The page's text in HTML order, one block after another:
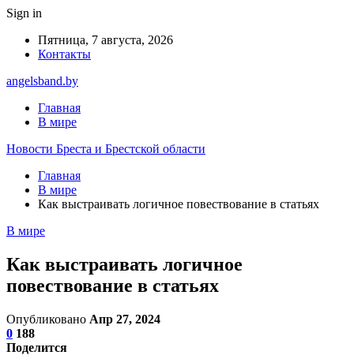
Sign in
Пятница, 7 августа, 2026
Контакты
angelsband.by
Главная
В мире
Новости Бреста и Брестской области
Главная
В мире
Как выстраивать логичное повествование в статьях
В мире
Как выстраивать логичное
повествование в статьях
Опубликовано Апр 27, 2024
0 188
Поделится